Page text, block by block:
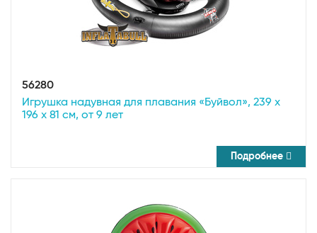
56280
Игрушка надувная для плавания «Буйвол», 239 х
196 х 81 см, от 9 лет
Подробнее